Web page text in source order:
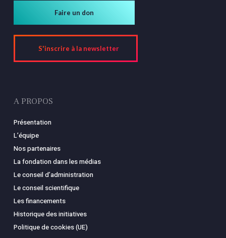
Faire un don
S'inscrire à la newsletter
A PROPOS
Présentation
L’équipe
Nos partenaires
La fondation dans les médias
Le conseil d’administration
Le conseil scientifique
Les financements
Historique des initiatives
Politique de cookies (UE)